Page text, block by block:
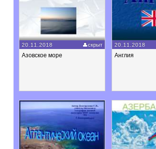
20.11.2018 скрыт
Азовское море
20.11.2018
Англия